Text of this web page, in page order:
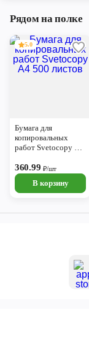
Рядом на полке
5.0
Бумага для
копировальных
работ Svetocopy А4
360.99 ₽/шт
В корзину